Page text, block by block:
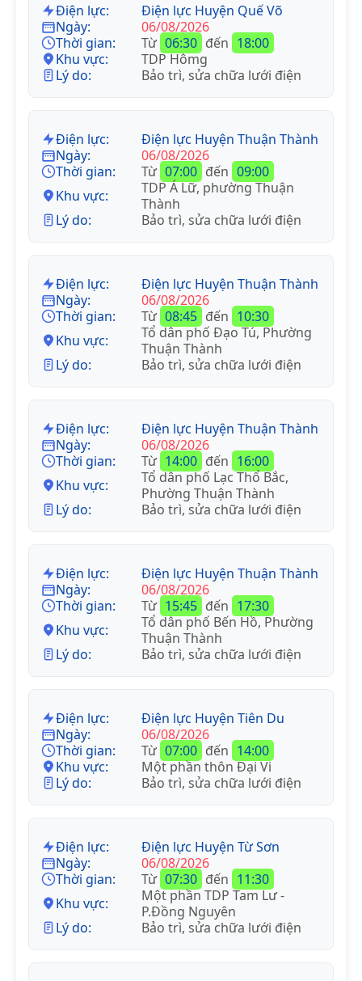
Điện lực:
Điện lực Huyện Quế Võ
Ngày:
06/08/2026
Thời gian:
Từ 06:30 đến 18:00
Khu vực:
TDP Hômg
Lý do:
Bảo trì, sửa chữa lưới điện
Điện lực:
Điện lực Huyện Thuận Thành
Ngày:
06/08/2026
Thời gian:
Từ 07:00 đến 09:00
Khu vực:
TDP Á Lữ, phường Thuận
Thành
Lý do:
Bảo trì, sửa chữa lưới điện
Điện lực:
Điện lực Huyện Thuận Thành
Ngày:
06/08/2026
Thời gian:
Từ 08:45 đến 10:30
Khu vực:
Tổ dân phố Đạo Tú, Phường
Thuận Thành
Lý do:
Bảo trì, sửa chữa lưới điện
Điện lực:
Điện lực Huyện Thuận Thành
Ngày:
06/08/2026
Thời gian:
Từ 14:00 đến 16:00
Khu vực:
Tổ dân phố Lạc Thổ Bắc,
Phường Thuận Thành
Lý do:
Bảo trì, sửa chữa lưới điện
Điện lực:
Điện lực Huyện Thuận Thành
Ngày:
06/08/2026
Thời gian:
Từ 15:45 đến 17:30
Khu vực:
Tổ dân phố Bến Hồ, Phường
Thuận Thành
Lý do:
Bảo trì, sửa chữa lưới điện
Điện lực:
Điện lực Huyện Tiên Du
Ngày:
06/08/2026
Thời gian:
Từ 07:00 đến 14:00
Khu vực:
Một phần thôn Đại Vi
Lý do:
Bảo trì, sửa chữa lưới điện
Điện lực:
Điện lực Huyện Từ Sơn
Ngày:
06/08/2026
Thời gian:
Từ 07:30 đến 11:30
Khu vực:
Một phần TDP Tam Lư -
P.Đồng Nguyên
Lý do:
Bảo trì, sửa chữa lưới điện